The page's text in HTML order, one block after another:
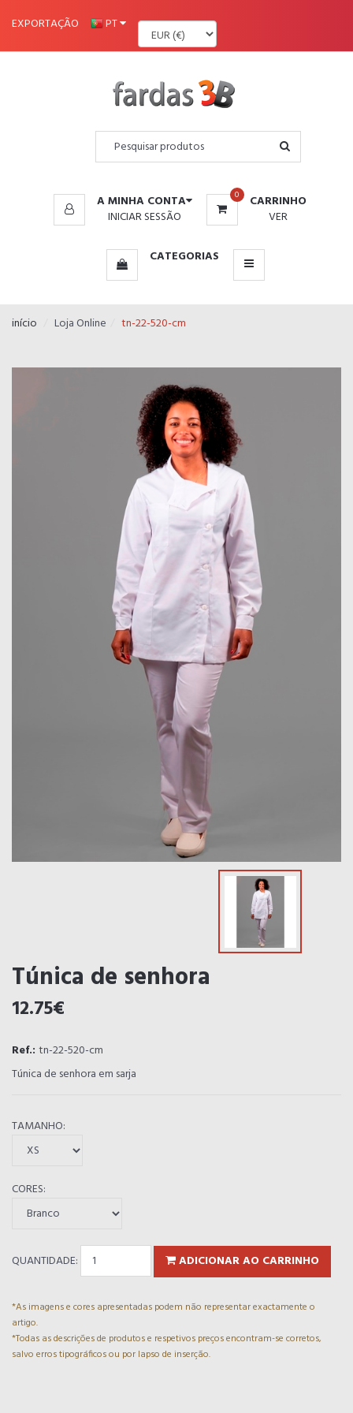
EXPORTAÇÃO PT
A MINHA CONTA
INICIAR SESSÃO
0
CARRINHO
VER
CATEGORIAS
MENU
início Loja Online tn-22-520-cm
Túnica de senhora
12.75€
Ref.: tn-22-520-cm
Túnica de senhora em sarja
TAMANHO:
CORES:
QUANTIDADE: ADICIONAR AO CARRINHO
*As imagens e cores apresentadas podem não representar exactamente o
artigo.
*Todas as descrições de produtos e respetivos preços encontram-se corretos,
salvo erros tipográficos ou por lapso de inserção.